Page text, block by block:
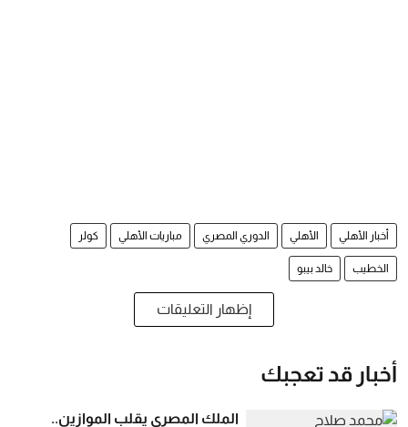
أخبار الأهلي الأهلي الدوري المصري مباريات الأهلي كولر
الخطيب خالد بيبو
إظهار التعليقات
أخبار قد تعجبك
الملك المصري يقلب الموازين..